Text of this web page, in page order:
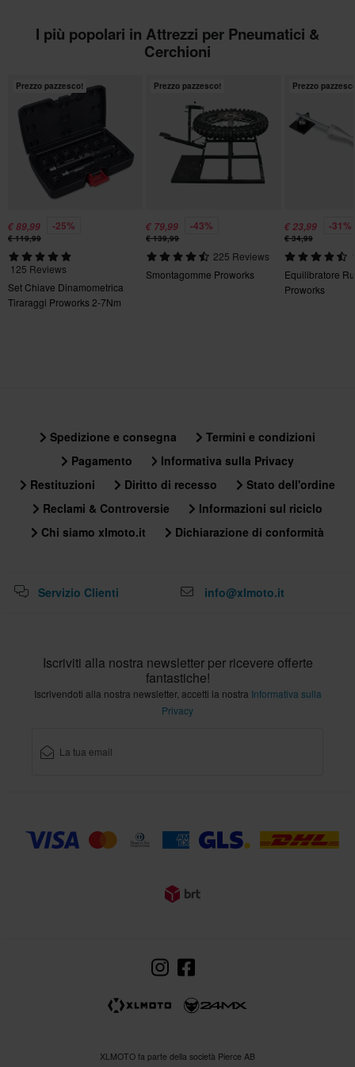
I più popolari in Attrezzi per Pneumatici &
Cerchioni
Prezzo pazzesco!
€ 89,99 -25%
€ 119,99
125 Reviews
Set Chiave Dinamometrica
Tiraraggi Proworks 2-7Nm
Prezzo pazzesco!
€ 79,99 -43%
€ 139,99
225 Reviews
Smontagomme Proworks
Prezzo
€ 23,99 -31%
€ 34,99
Equilibratore
Proworks
Spedizione e consegna
Termini e condizioni
Pagamento
Informativa sulla Privacy
Restituzioni
Diritto di recesso
Stato dell'ordine
Reclami & Controversie
Informazioni sul riciclo
Chi siamo xlmoto.it
Dichiarazione di conformità
Servizio Clienti info@xlmoto.it
Iscriviti alla nostra newsletter per ricevere offerte
fantastiche!
Iscrivendoti alla nostra newsletter, accetti la nostra Informativa sulla
Privacy
XLMOTO fa parte della società Pierce AB